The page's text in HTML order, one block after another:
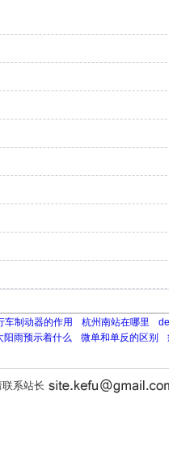
车制动器的作用 杭州南站在哪里
阳雨预示着什么 微单和单反的区别
系站长